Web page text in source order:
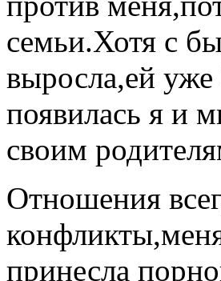
семьи.Хотя с
выросла,ей
появилась я и
своим
Отношения
принесла